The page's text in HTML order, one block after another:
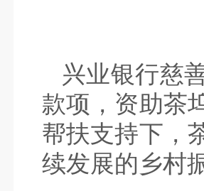
兴业银行慈
款项，资助茶
帮扶支持下，
续发展的乡村